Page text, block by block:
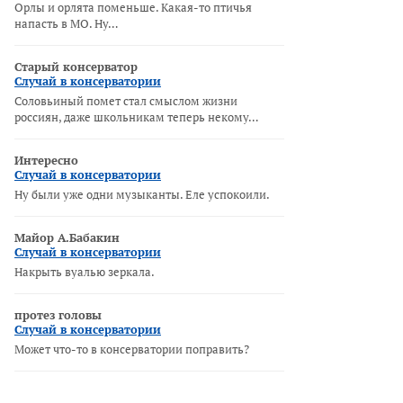
Орлы и орлята поменьше. Какая-то птичья
напасть в МО. Ну…
Старый консерватор
Случай в консерватории
Соловьиный помет стал смыслом жизни
россиян, даже школьникам теперь некому…
Интересно
Случай в консерватории
Ну были уже одни музыканты. Еле успокоили.
Майор А.Бабакин
Случай в консерватории
Накрыть вуалью зеркала.
протез головы
Случай в консерватории
Может что-то в консерватории поправить?